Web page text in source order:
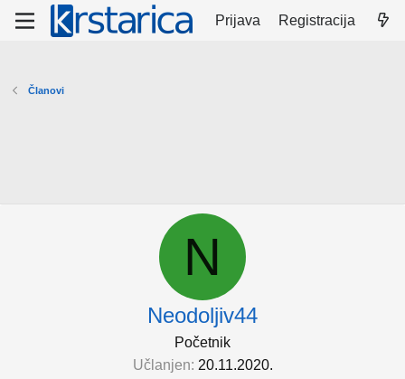
Prijava Registracija
Članovi
N
Neodoljiv44
Početnik
Učlanjen 20.11.2020.